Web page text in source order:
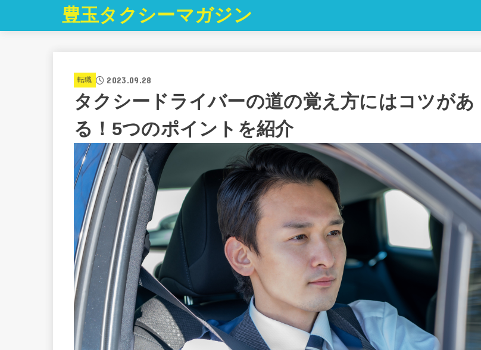
豊玉タクシーマガジン
転職 2023.09.28
タクシードライバーの道の覚え方にはコツがあ
る！5つのポイントを紹介